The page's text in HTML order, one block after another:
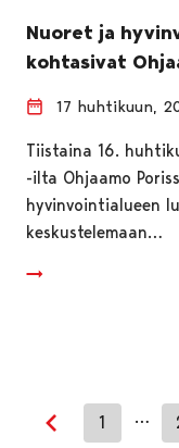
Nuoret ja
kohtasivat
17 huhtikuun,
Tiistaina 16.
-ilta Ohjaamo
hyvinvointialueen
keskustelemaan…
Edellinen sivu
1 …